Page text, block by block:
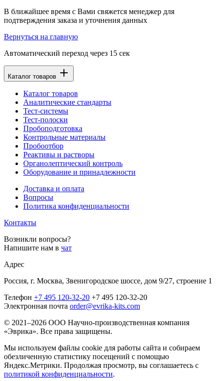
В ближайшее время с Вами свяжется менеджер для
подтверждения заказа и уточнения данных
Вернуться на главную
Автоматический переход через 15 сек
Каталог товаров
Каталог товаров
Аналитические стандарты
Тест-системы
Тест-полоски
Пробоподготовка
Контрольные материалы
Пробоотбор
Реактивы и растворы
Органолептический контроль
Оборудование и принадлежности
Доставка и оплата
Вопросы
Политика конфиденциальности
Контакты
Возникли вопросы?
Напишите нам в чат
Адрес
Россия, г. Москва, Звенигородское шоссе, дом 9/27, строение 1
Телефон +7 495 120-32-20 +7 495 120-32-20
Электронная почта order@evrika-kits.com
© 2021–2026 ООО Научно-производственная компания
«Эврика». Все права защищены.
Мы используем файлы cookie для работы сайта и собираем
обезличенную статистику посещений с помощью
Яндекс.Метрики. Продолжая просмотр, вы соглашаетесь с
политикой конфиденциальности.